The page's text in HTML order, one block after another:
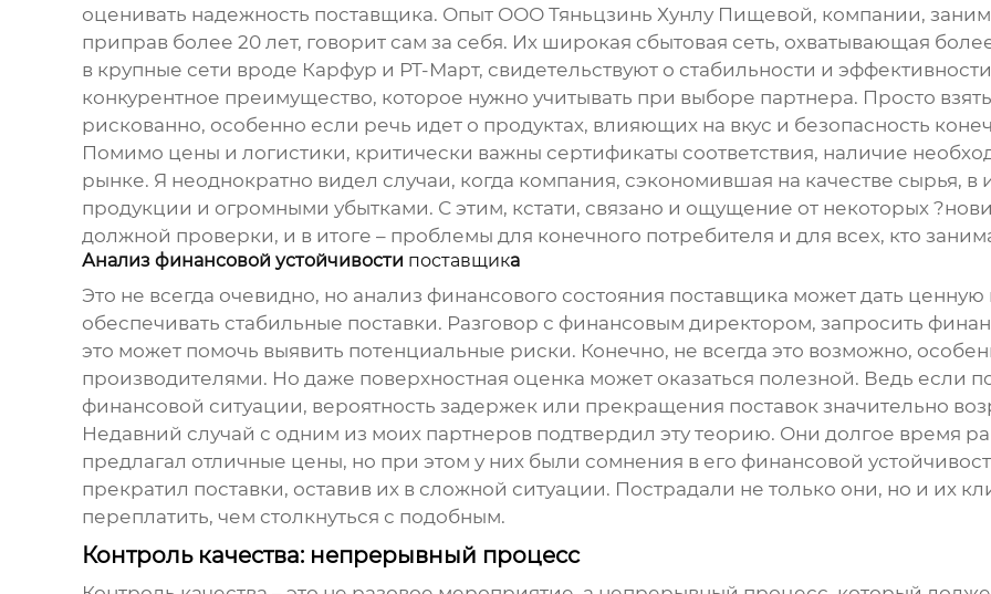
оценивать надежность поставщика. Опыт ООО Тяньцзинь Хунлу Пищевой, компании,
приправ более 20 лет, говорит сам за себя. Их широкая сбытовая сеть, охватывающая
в крупные сети вроде Карфур и РТ-Март, свидетельствуют о стабильности и
конкурентное преимущество, которое нужно учитывать при выборе партнера. Просто
рискованно, особенно если речь идет о продуктах, влияющих на вкус и безопасность
Помимо цены и логистики, критически важны сертификаты соответствия, наличие
рынке. Я неоднократно видел случаи, когда компания, сэкономившая на качестве сырья, в
продукции и огромными убытками. С этим, кстати, связано и ощущение от некоторых
должной проверки, и в итоге – проблемы для конечного потребителя и для всех, кто
Анализ финансовой устойчивости поставщика
Это не всегда очевидно, но анализ финансового состояния поставщика может дать
обеспечивать стабильные поставки. Разговор с финансовым директором, запросить
это может помочь выявить потенциальные риски. Конечно, не всегда это возможно,
производителями. Но даже поверхностная оценка может оказаться полезной. Ведь если
финансовой ситуации, вероятность задержек или прекращения поставок значительно
Недавний случай с одним из моих партнеров подтвердил эту теорию. Они долгое время
предлагал отличные цены, но при этом у них были сомнения в его финансовой
прекратил поставки, оставив их в сложной ситуации. Пострадали не только они, но и их
переплатить, чем столкнуться с подобным.
Контроль качества: непрерывный процесс